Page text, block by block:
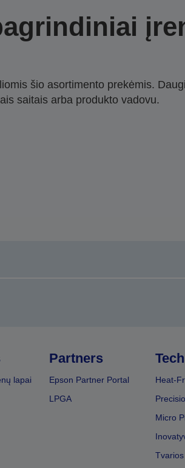
šio asortimento prekėmis.
saitais arba produkto vadovu.
lapai
Partners
Epson Partner Portal
LPGA
Heat-
Micro